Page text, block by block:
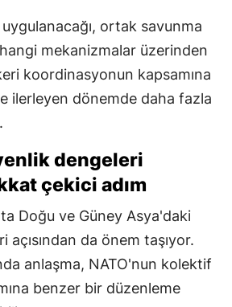
uygulanacağı, ortak savunma
mekanizmalar üzerinden
koordinasyonun kapsamına
ilerleyen dönemde daha fazla
dengeleri
çekici adım
Doğu ve Güney Asya'daki
açısından da önem taşıyor.
anlaşma, NATO'nun kolektif
benzer bir düzenleme